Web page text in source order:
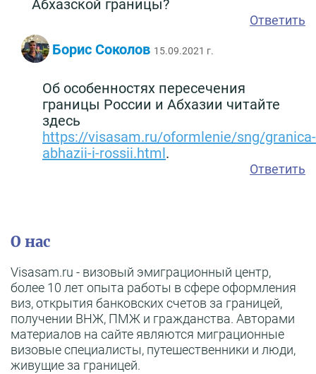
Абхазской границы?
Ответить
Борис Соколов 15.09.2021 г.
Об особенностях пересечения
границы России и Абхазии читайте
здесь
https://visasam.ru/oformlenie/sng/granica-
abhazii-i-rossii.html .
Ответить
О нас
Visasam.ru - визовый эмиграционный центр,
более 10 лет опыта работы в сфере оформления
виз, открытия банковских счетов за границей,
получении ВНЖ, ПМЖ и гражданства. Авторами
материалов на сайте являются миграционные
визовые специалисты, путешественники и люди,
живущие за границей.